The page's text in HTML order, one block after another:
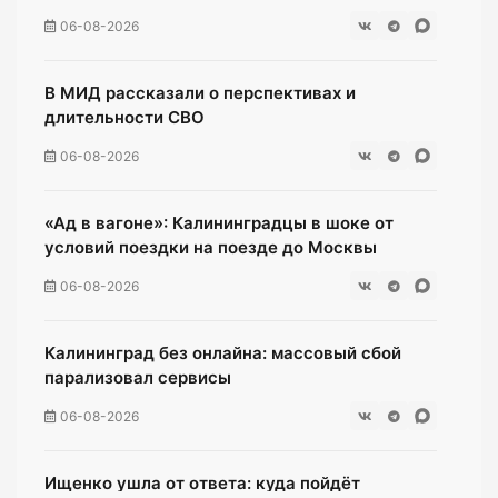
06-08-2026
В МИД рассказали о перспективах и
длительности СВО
06-08-2026
«Ад в вагоне»: Калининградцы в шоке от
условий поездки на поезде до Москвы
06-08-2026
Калининград без онлайна: массовый сбой
парализовал сервисы
06-08-2026
Ищенко ушла от ответа: куда пойдёт